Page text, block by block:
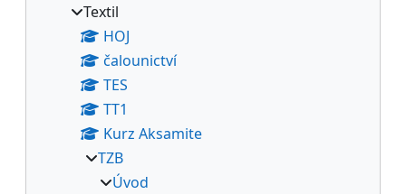
Textil
HOJ
čalounictví
TES
TT1
Kurz Aksamite
TZB
Úvod